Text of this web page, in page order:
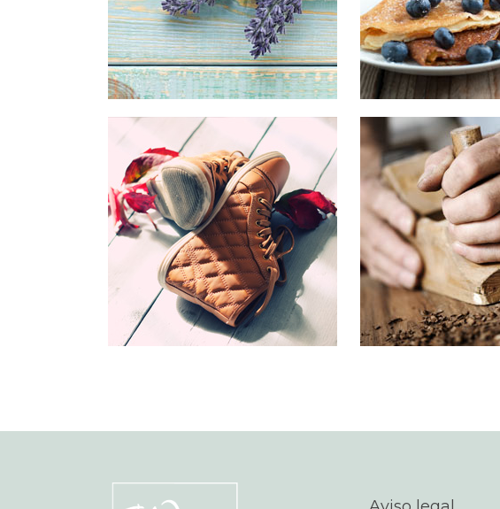
lectores legere me
legunt saepius quam.
VIEW MORE
OUR COMPANY
Typi non habent
insitam; est usus
facit eorum claritatem.
Investigationes
lectores legere me
legunt saepius quam.
VIEW MORE